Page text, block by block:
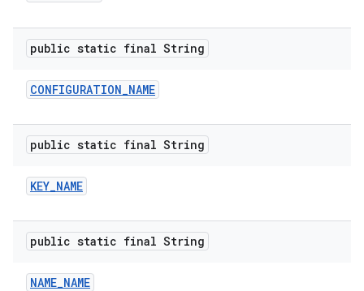
public static final String
CONFIGURATION_NAME
public static final String
KEY_NAME
public static final String
NAME_NAME